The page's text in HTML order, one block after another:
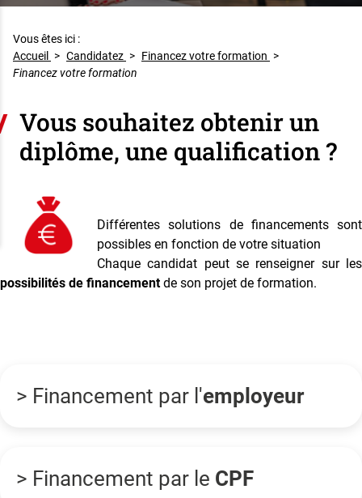
Vous êtes ici :
Accueil
> Candidatez > Financez votre formation >
Financez votre formation
Vous souhaitez obtenir un
diplôme, une qualification ?
Différentes solutions de financements sont
possibles en fonction de votre situation
Chaque candidat peut se renseigner sur les
possibilités de financementde son projet de formation.
> Financement par l'employeur
> Financement par le CPF